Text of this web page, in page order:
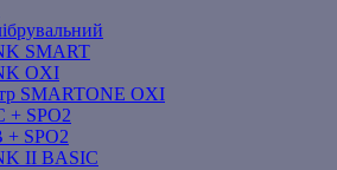
SMART
OXI
SMARTONE OXI
+ SPO2
+ SPO2
II BASIC